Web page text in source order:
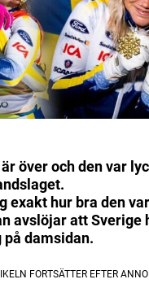
över och den var
exakt hur bra den
avslöjar att Sverige
på damsidan.